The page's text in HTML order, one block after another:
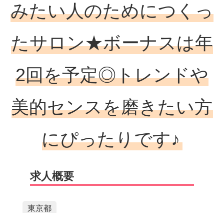
みたい人のためにつくっ
たサロン★ボーナスは年
2回を予定◎トレンドや
美的センスを磨きたい方
にぴったりです♪
求人概要
東京都